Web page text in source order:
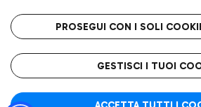
Wine Bar & Sparkling
Raggiungi l’aeroporto senza pensieri
Mappa Aeroporto Fiumicino
Roma FCO
L'aeroporto
PROSEGUI CON I SOLI
GESTISCI I TUOI